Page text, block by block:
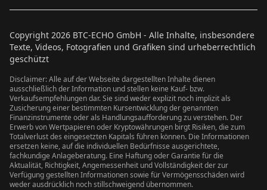
Copyright 2026 BTC-ECHO GmbH - Alle Inhalte, insbesondere
Texte, Videos, Fotografien und Grafiken sind urheberrechtlich
geschützt
Disclaimer: Alle auf der Webseite dargestellten Inhalte dienen
ausschließlich der Information und stellen keine Kauf- bzw.
Verkaufsempfehlungen dar. Sie sind weder explizit noch implizit als
Zusicherung einer bestimmten Kursentwicklung der genannten
Finanzinstrumente oder als Handlungsaufforderung zu verstehen. Der
Erwerb von Wertpapieren oder Kryptowährungen birgt Risiken, die zum
Totalverlust des eingesetzten Kapitals führen können. Die Informationen
ersetzen keine, auf die individuellen Bedürfnisse ausgerichtete,
fachkundige Anlageberatung. Eine Haftung oder Garantie für die
Aktualität, Richtigkeit, Angemessenheit und Vollständigkeit der zur
Verfügung gestellten Informationen sowie für Vermögensschäden wird
weder ausdrücklich noch stillschweigend übernommen.